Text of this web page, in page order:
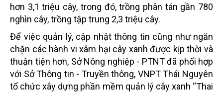
hơn 3,1 triệu cây, trong đó, trồng phân tán gần 780
nghìn cây, trồng tập trung 2,3 triệu cây.
Để việc quản lý, cập nhật thông tin cũng như ngăn
chặn các hành vi xâm hại cây xanh được kịp thời và
thuận tiện hơn, Sở Nông nghiệp - PTNT đã phối hợp
với Sở Thông tin - Truyền thông, VNPT Thái Nguyên
tổ chức xây dựng phần mềm quản lý cây xanh “Thai